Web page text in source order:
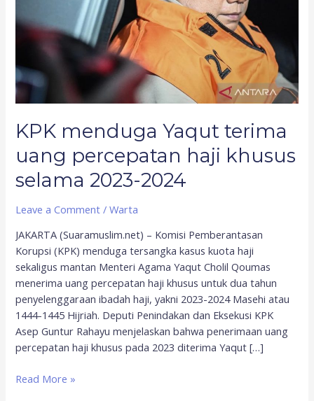
KPK menduga Yaqut terima
uang percepatan haji khusus
selama 2023-2024
Leave a Comment /Warta
JAKARTA (Suaramuslim.net) – Komisi Pemberantasan
Korupsi (KPK) menduga tersangka kasus kuota haji
sekaligus mantan Menteri Agama Yaqut Cholil Qoumas
menerima uang percepatan haji khusus untuk dua tahun
penyelenggaraan ibadah haji, yakni 2023-2024 Masehi atau
1444-1445 Hijriah. Deputi Penindakan dan Eksekusi KPK
Asep Guntur Rahayu menjelaskan bahwa penerimaan uang
percepatan haji khusus pada 2023 diterima Yaqut […]
haji
khusus
selama
2023-
2024
Read More »